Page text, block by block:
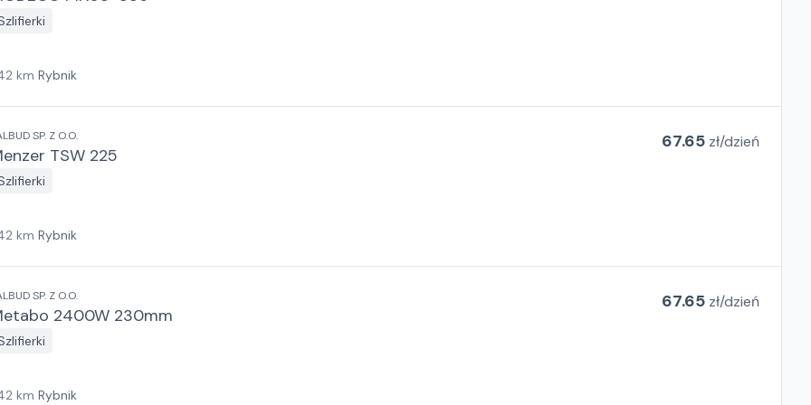
km Rybnik
SP. Z O.O.
TSW 225
67.65 zł/dzień
km Rybnik
SP. Z O.O.
2400W 230mm
67.65 zł/dzień
km Rybnik